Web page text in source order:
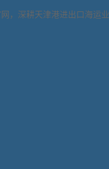
，深耕天津港进出口海运